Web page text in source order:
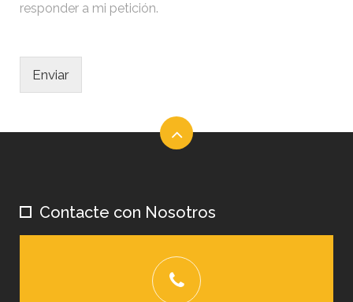
responder a mi petición.
Enviar
Contacte con Nosotros